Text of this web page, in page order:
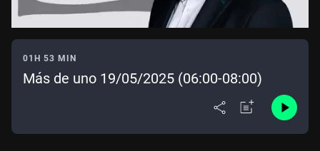
01H 53 MIN
Más de uno 19/05/2025 (06:00-08:00)